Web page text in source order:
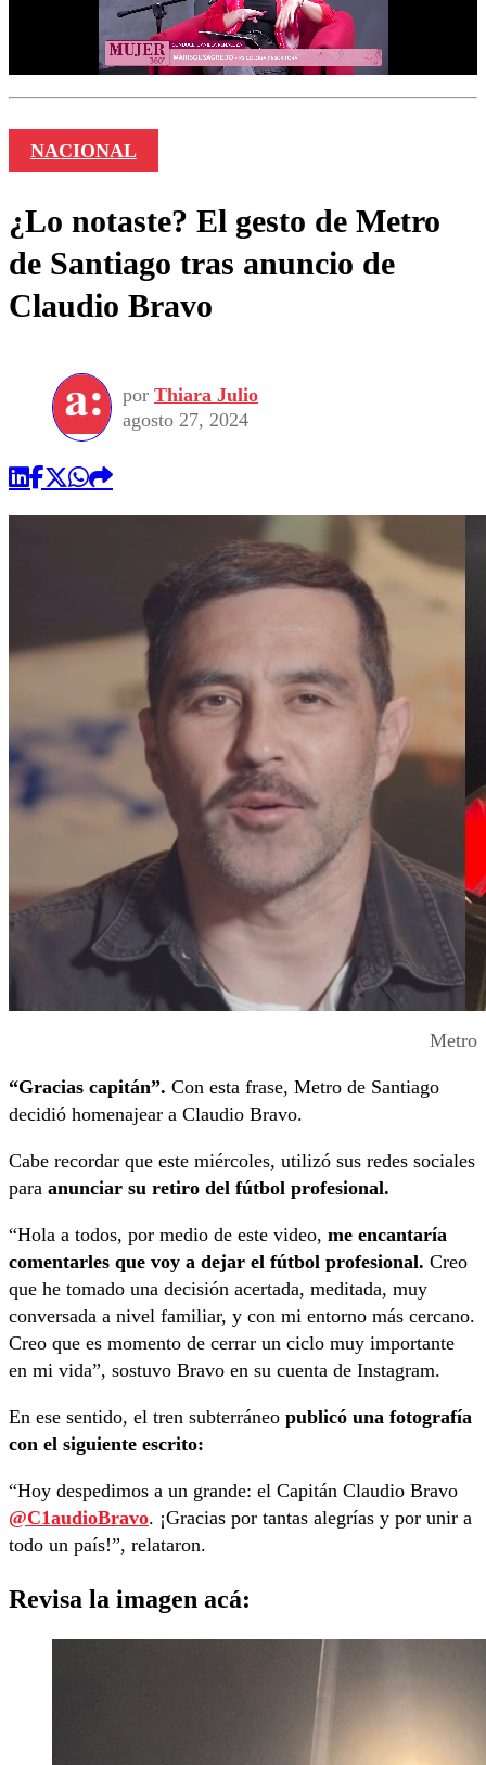
NACIONAL
¿Lo notaste? El gesto de Metro
de Santiago tras anuncio de
Claudio Bravo
por Thiara Julio
agosto 27, 2024
Metro
“Gracias capitán”. Con esta frase, Metro de Santiago
decidió homenajear a Claudio Bravo.
Cabe recordar que este miércoles, utilizó sus redes sociales
para anunciar su retiro del fútbol profesional.
“Hola a todos, por medio de este video, me encantaría
comentarles que voy a dejar el fútbol profesional. Creo
que he tomado una decisión acertada, meditada, muy
conversada a nivel familiar, y con mi entorno más cercano.
Creo que es momento de cerrar un ciclo muy importante
en mi vida”, sostuvo Bravo en su cuenta de Instagram.
En ese sentido, el tren subterráneo publicó una fotografía
con el siguiente escrito:
“Hoy despedimos a un grande: el Capitán Claudio Bravo
@C1audioBravo. ¡Gracias por tantas alegrías y por unir a
todo un país!”, relataron.
Revisa la imagen acá: